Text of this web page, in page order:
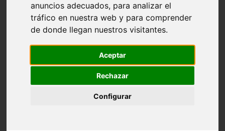
anuncios adecuados, para analizar el
tráfico en nuestra web y para comprender
de donde llegan nuestros visitantes.
Aceptar
Rechazar
Configurar
Almería - roquetas-de-mar
Girona - tossa-de-mar
Barcelona - sant-cugat-del-vallès
Alicante - l39alfàs-del-pi
Barcelona - vilanova-i-la-geltrú
Castellón - peñíscola
Illes-balears - sant-josep-de-sa-talaia